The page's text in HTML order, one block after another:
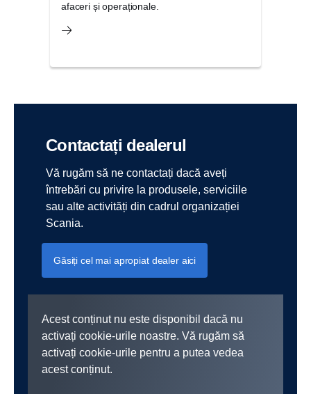
afaceri și operaționale.
Contactați dealerul
Vă rugăm să ne contactați dacă aveți
întrebări cu privire la produsele, serviciile
sau alte activități din cadrul organizației
Scania.
Găsiți cel mai apropiat dealer aici
Acest conținut nu este disponibil dacă nu
activați cookie-urile noastre. Vă rugăm să
activați cookie-urile pentru a putea vedea
acest conținut.